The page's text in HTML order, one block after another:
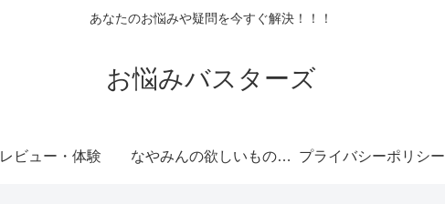
あなたのお悩みや疑問を今すぐ解決！！！
お悩みバスターズ
レビュー・体験 なやみんの欲しいものランキング プライバシーポリシー